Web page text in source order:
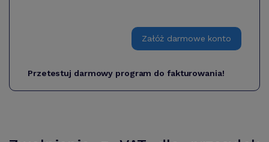
Załóż darmowe konto
Przetestuj darmowy program do fakturowania!